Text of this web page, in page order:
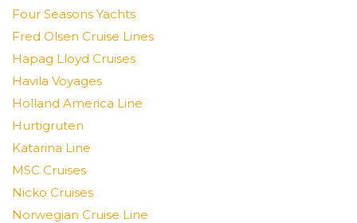
Four Seasons Yachts
Fred Olsen Cruise Lines
Hapag Lloyd Cruises
Havila Voyages
Holland America Line
Hurtigruten
Katarina Line
MSC Cruises
Nicko Cruises
Norwegian Cruise Line